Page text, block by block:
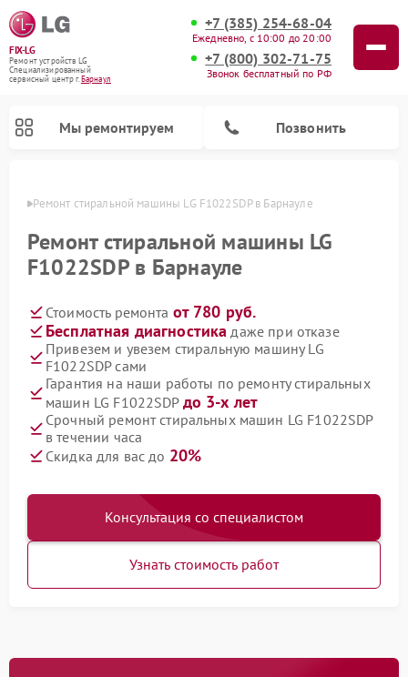
FIX-LG
Ремонт устройств LG
Специализированный
cервисный центр г.Барнаул
+7 (385) 254-68-04
Ежедневно, с 10:00 до 20:00
+7 (800) 302-71-75
Звонок бесплатный по РФ
Мы ремонтируем Позвонить
Ремонт стиральной машины LG F1022SDP в Барнауле
Ремонт стиральной машины LG
F1022SDP в Барнауле
Стоимость ремонта от 780 руб.
Бесплатная диагностика даже при отказе
Привезем и увезем стиральную машину LG
F1022SDP сами
Гарантия на наши работы по ремонту стиральных
машин LG F1022SDP до 3-х лет
Срочный ремонт стиральных машин LG F1022SDP
в течении часа
Скидка для вас до 20%
Консультация со специалистом
Узнать стоимость работ